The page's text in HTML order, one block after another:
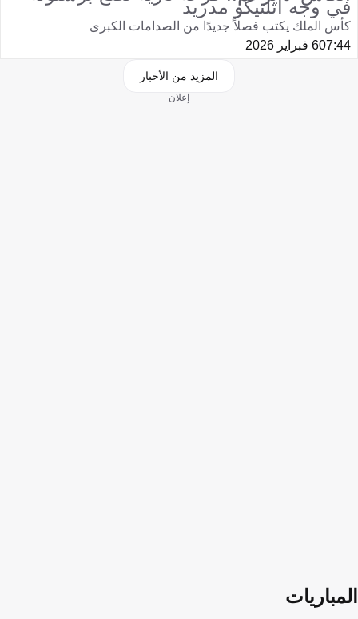
في وجه أتلتيكو مدريد
كأس الملك يكتب فصلاً جديدًا من الصدامات الكبرى
07:446 فبراير 2026
المزيد من الأخبار
إعلان
المباريات